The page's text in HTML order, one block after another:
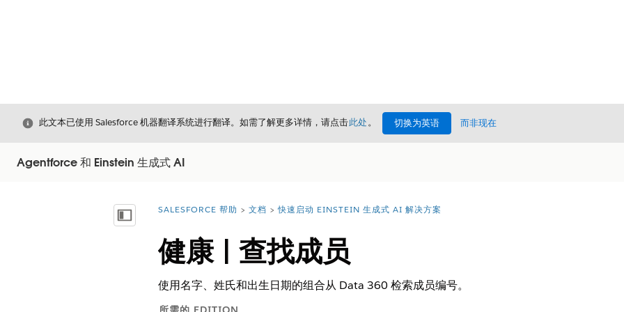
关闭
此文本已使用 Salesforce 机器翻译系统进行翻译。如需了解更多详情，请点击此处。 切换为英语 而非现在
Agentforce 和 Einstein 生成式 AI
显示目录 您在此处：
SALESFORCE 帮助 文档 快速启动 EINSTEIN 生成式 AI 解决方案
健康 | 查找成员
使用名字、姓氏和出生日期的组合从 Data 360 检索成员编号。